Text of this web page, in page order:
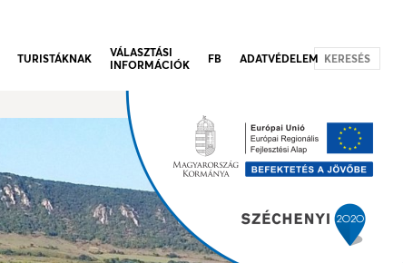
TURISTÁKNAK
VÁLASZTÁSI
INFORMÁCIÓK
FB ADATVÉDELEM KERESÉS